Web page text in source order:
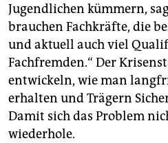
Jugendlichen kümmern,
brauchen Fachkräfte, die
und aktuell auch viel
Fachfremden.“ Der
entwickeln, wie man
erhalten und Trägern
Damit sich das Problem
wiederhole.